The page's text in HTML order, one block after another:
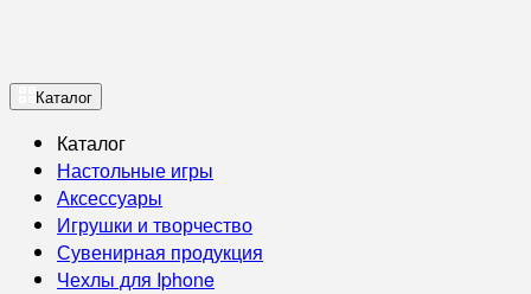
Каталог
Каталог
Настольные игры
Аксессуары
Игрушки и творчество
Сувенирная продукция
Чехлы для Iphone